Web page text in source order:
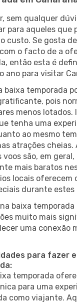
sem qualquer
para aqueles que
custo. Se gosta
o facto de a
então esta é
ano para visitar
baixa temporada
pois
menos lotados.
tenha uma
ao mesmo
atrações cheias.
são, em geral,
mais baratos
locais oferecem
durante estes
baixa temporada
muito mais
uma conexão
para fazer
temporada
para uma
como viajante.